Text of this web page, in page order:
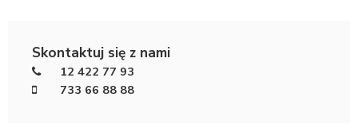
Skontaktuj się z nami
12 422 77 93
733 66 88 88